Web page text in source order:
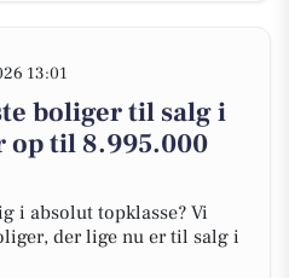
13:01
boliger til salg i
op til 8.995.000
i absolut topklasse? Vi
der lige nu er til salg i